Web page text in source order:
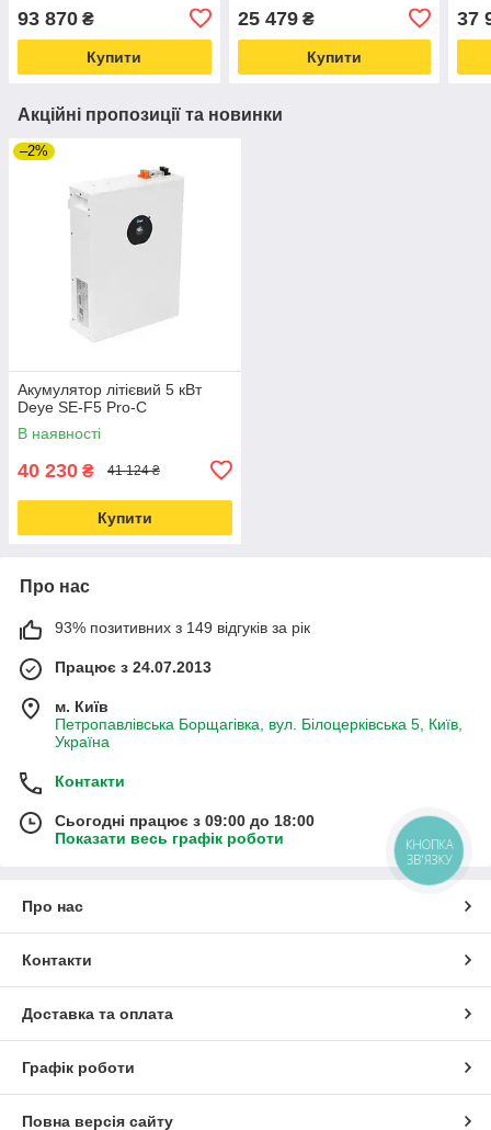
93 870 ₴
Купити
25 479₴
Купити
37
Акційні пропозиції та новинки
–2%
Акумулятор літієвий 5 кВт
Deye SE-F5 Pro-C
В наявності
40 230 ₴ 41 124 ₴
Купити
Про нас
93% позитивних з 149 відгуків за рік
Працює з 24.07.2013
м. Київ
Петропавлівська Борщагівка, вул. Білоцерківська 5, Київ,
Україна
Контакти
Сьогодні працює з 09:00 до 18:00
Показати весь графік роботи
Про нас
Контакти
Доставка та оплата
Графік роботи
Повна версія сайту
КНОПКА
ЗВ'ЯЗКУ